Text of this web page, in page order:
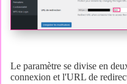
Le paramètre se divise en
connexion et l'URL de